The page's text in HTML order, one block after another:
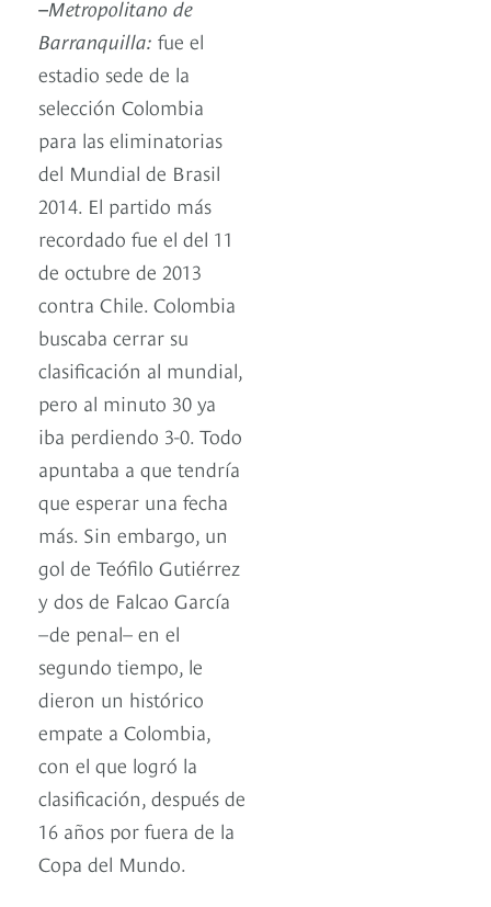
–Metropolitano de
Barranquilla: fue el
estadio sede de la
selección Colombia
para las eliminatorias
del Mundial de Brasil
2014. El partido más
recordado fue el del 11
de octubre de 2013
contra Chile. Colombia
buscaba cerrar su
clasificación al mundial,
pero al minuto 30 ya
iba perdiendo 3-0. Todo
apuntaba a que tendría
que esperar una fecha
más. Sin embargo, un
gol de Teófilo Gutiérrez
y dos de Falcao García
–de penal– en el
segundo tiempo, le
dieron un histórico
empate a Colombia,
con el que logró la
clasificación, después de
16 años por fuera de la
Copa del Mundo.